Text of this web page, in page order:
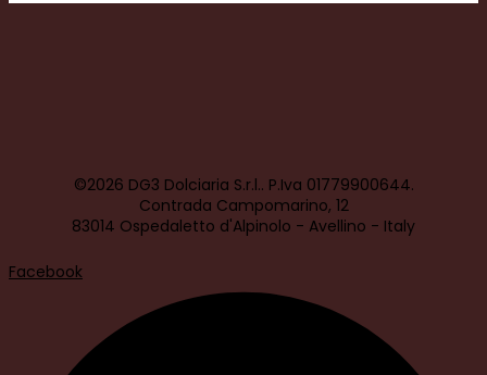
©2026 DG3 Dolciaria S.r.l.. P.Iva 01779900644.
Contrada Campomarino, 12
83014 Ospedaletto d'Alpinolo - Avellino - Italy
Facebook